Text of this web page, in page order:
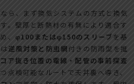
ら、まず換気システムの方式と換気
。壁厚と断熱材の有無により適合す
、 φ100またはφ150のスリーブを基
逆風対策と防虫網付きの防雨型を推
コア抜き位置の電線・配管の事前探査
点検可能なルートで天井裏へ導き、